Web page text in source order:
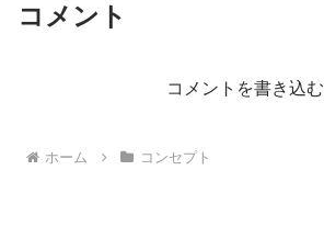
コメント
コメントを書き込む
ホーム コンセプト